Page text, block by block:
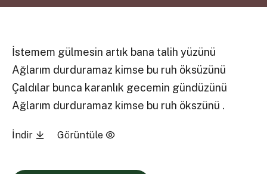
İstemem gülmesin artık bana talih yüzünü
Ağlarım durduramaz kimse bu ruh öksüzünü
Çaldılar bunca karanlık gecemin gündüzünü
Ağlarım durduramaz kimse bu ruh ökszünü .
İndir Görüntüle